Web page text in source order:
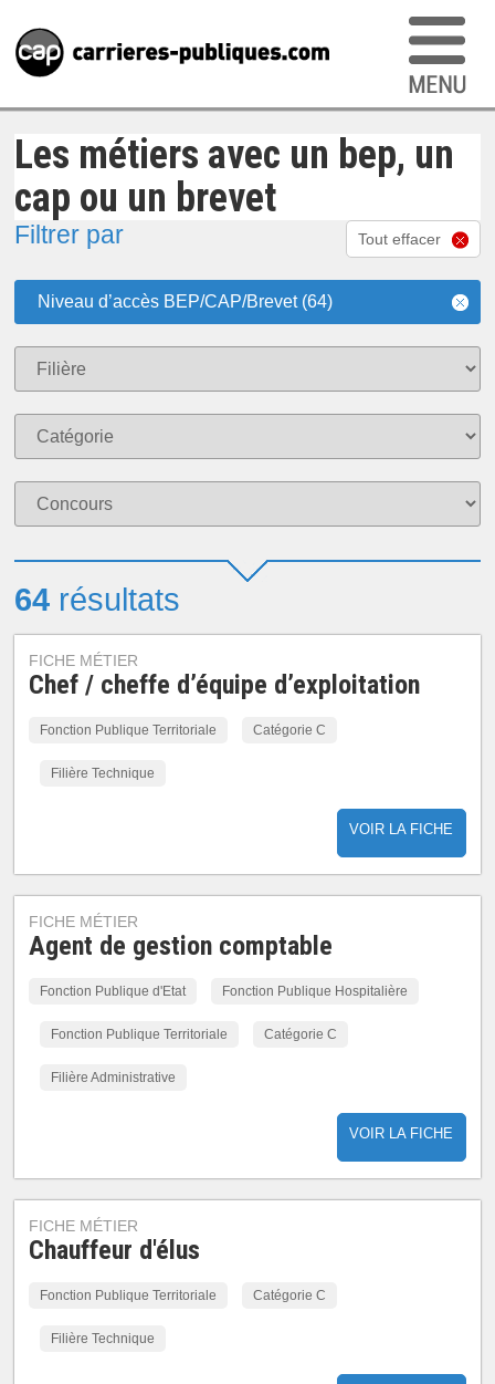
Les métiers avec un bep, un
cap ou un brevet
Filtrer par Tout effacer
Niveau d’accès BEP/CAP/Brevet (64)
64 résultats
FICHE MÉTIER
Chef / cheffe d’équipe d’exploitation
Fonction Publique Territoriale Catégorie C
Filière Technique
VOIR LA FICHE
FICHE MÉTIER
Agent de gestion comptable
Fonction Publique d'Etat Fonction Publique Hospitalière
Fonction Publique Territoriale Catégorie C
Filière Administrative
VOIR LA FICHE
FICHE MÉTIER
Chauffeur d'élus
Fonction Publique Territoriale Catégorie C
Filière Technique